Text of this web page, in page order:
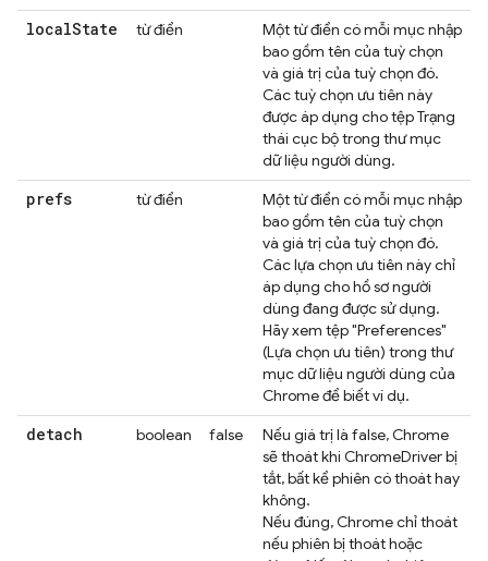
localState từ điển
Một từ điển có mỗi mục nhập
bao gồm tên của tuỳ chọn
và giá trị của tuỳ chọn đó.
Các tuỳ chọn ưu tiên này
được áp dụng cho tệp Trạng
thái cục bộ trong thư mục
dữ liệu người dùng.
prefs từ điển
Một từ điển có mỗi mục nhập
bao gồm tên của tuỳ chọn
và giá trị của tuỳ chọn đó.
Các lựa chọn ưu tiên này chỉ
áp dụng cho hồ sơ người
dùng đang được sử dụng.
Hãy xem tệp "Preferences"
(Lựa chọn ưu tiên) trong thư
mục dữ liệu người dùng của
Chrome để biết ví dụ.
detach boolean false
Nếu giá trị là false, Chrome
sẽ thoát khi ChromeDriver bị
tắt, bất kể phiên có thoát hay
không.
Nếu đúng, Chrome chỉ thoát
nếu phiên bị thoát hoặc